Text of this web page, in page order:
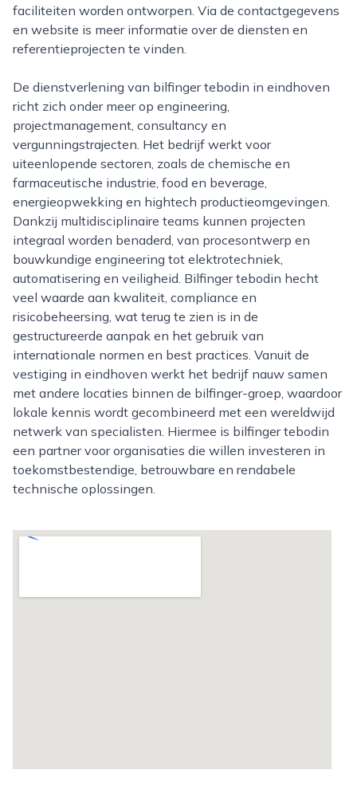
faciliteiten worden ontworpen. Via de contactgegevens
en website is meer informatie over de diensten en
referentieprojecten te vinden.
De dienstverlening van bilfinger tebodin in eindhoven
richt zich onder meer op engineering,
projectmanagement, consultancy en
vergunningstrajecten. Het bedrijf werkt voor
uiteenlopende sectoren, zoals de chemische en
farmaceutische industrie, food en beverage,
energieopwekking en hightech productieomgevingen.
Dankzij multidisciplinaire teams kunnen projecten
integraal worden benaderd, van procesontwerp en
bouwkundige engineering tot elektrotechniek,
automatisering en veiligheid. Bilfinger tebodin hecht
veel waarde aan kwaliteit, compliance en
risicobeheersing, wat terug te zien is in de
gestructureerde aanpak en het gebruik van
internationale normen en best practices. Vanuit de
vestiging in eindhoven werkt het bedrijf nauw samen
met andere locaties binnen de bilfinger-groep, waardoor
lokale kennis wordt gecombineerd met een wereldwijd
netwerk van specialisten. Hiermee is bilfinger tebodin
een partner voor organisaties die willen investeren in
toekomstbestendige, betrouwbare en rendabele
technische oplossingen.